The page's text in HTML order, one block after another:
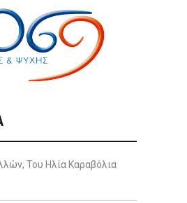
Του Ηλία Καραβόλια